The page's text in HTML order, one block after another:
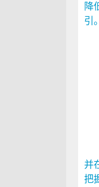
降
引。
并
把